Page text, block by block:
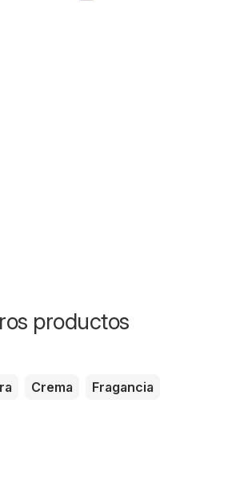
productos
Crema
Fragancia